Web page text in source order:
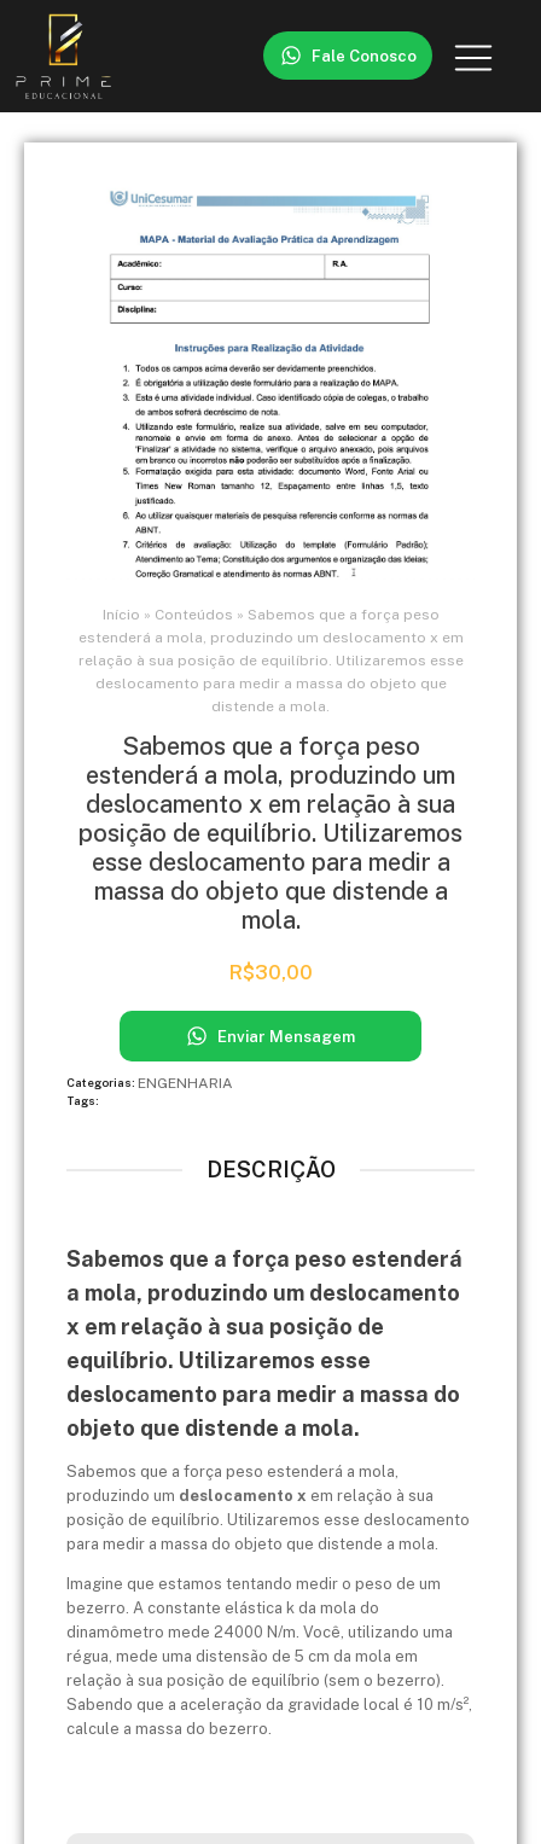
Fale Conosco
Início » Conteúdos » Sabemos que a força peso
estenderá a mola, produzindo um deslocamento x em
relação à sua posição de equilíbrio. Utilizaremos esse
deslocamento para medir a massa do objeto que
distende a mola.
Sabemos que a força peso
estenderá a mola, produzindo um
deslocamento x em relação à sua
posição de equilíbrio. Utilizaremos
esse deslocamento para medir a
massa do objeto que distende a
mola.
R$30,00
Enviar Mensagem
Categorias: ENGENHARIA
Tags:
DESCRIÇÃO
Sabemos que a força peso estenderá
a mola, produzindo um deslocamento
x em relação à sua posição de
equilíbrio. Utilizaremos esse
deslocamento para medir a massa do
objeto que distende a mola.
Sabemos que a força peso estenderá a mola,
produzindo um deslocamento x em relação à sua
posição de equilíbrio. Utilizaremos esse deslocamento
para medir a massa do objeto que distende a mola.
Imagine que estamos tentando medir o peso de um
bezerro. A constante elástica k da mola do
dinamômetro mede 24000 N/m. Você, utilizando uma
régua, mede uma distensão de 5 cm da mola em
relação à sua posição de equilíbrio (sem o bezerro).
Sabendo que a aceleração da gravidade local é 10 m/s²,
calcule a massa do bezerro.